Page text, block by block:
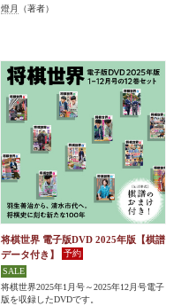
燈月 （著者）
将棋世界 電子版DVD 2025年版【棋譜
データ付き】
将棋世界2025年1月号～2025年12月号電子
版を収録したDVDです。